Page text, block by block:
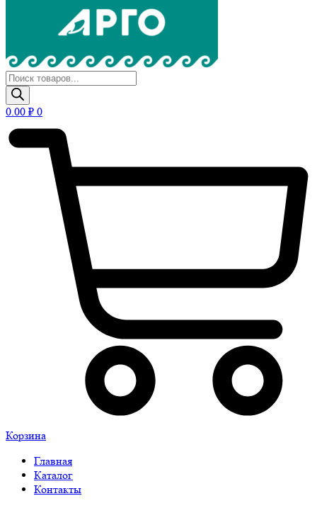
Поиск
товаров
0.00 ₽ 0
Корзина
Главная
Каталог
Контакты